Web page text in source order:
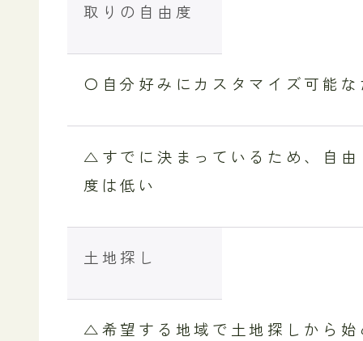
取りの自由度
〇自分好みにカスタマイズ可能
△すでに決まっているため、自由
度は低い
土地探し
△希望する地域で土地探しから